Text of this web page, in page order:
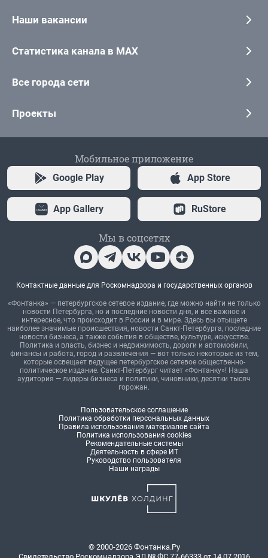
Наши вакансии
Статистика канала в MAX
Все города сети
Проекты
Мобильное приложение
Google Play App Store
App Gallery RuStore
Мы в соцсетях
Контактные данные для Роскомнадзора и государственных органов
«Фонтанка» — петербургское сетевое издание, где можно найти не только
новости Петербурга, но и последние новости дня, и все важное и
интересное, что происходит в России и в мире. Здесь вы отыщете
наиболее значимые происшествия, новости Санкт-Петербурга, последние
новости бизнеса, а также события в обществе, культуре, искусстве.
Политика и власть, бизнес и недвижимость, дороги и автомобили,
финансы и работа, город и развлечения — вот только некоторые из тем,
которые освещает ведущее петербургское сетевое общественно-
политическое издание. Санкт-Петербург читает «Фонтанку»! Наша
аудитория — лидеры бизнеса и политики, чиновники, десятки тысяч
горожан.
Пользовательское соглашение
Политика обработки персональных данных
Правила использования материалов сайта
Политика использования cookies
Рекомендательные системы
Деятельность в сфере ИТ
Руководство пользователя
Наши награды
© 2000-2026 Фонтанка.Ру